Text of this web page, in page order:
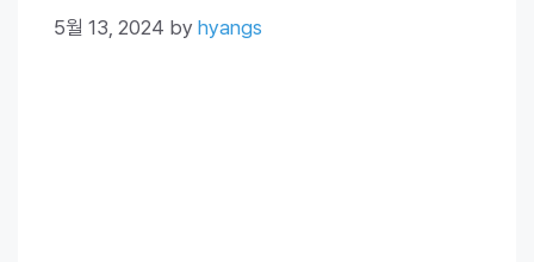
5월 13, 2024 by hyangs